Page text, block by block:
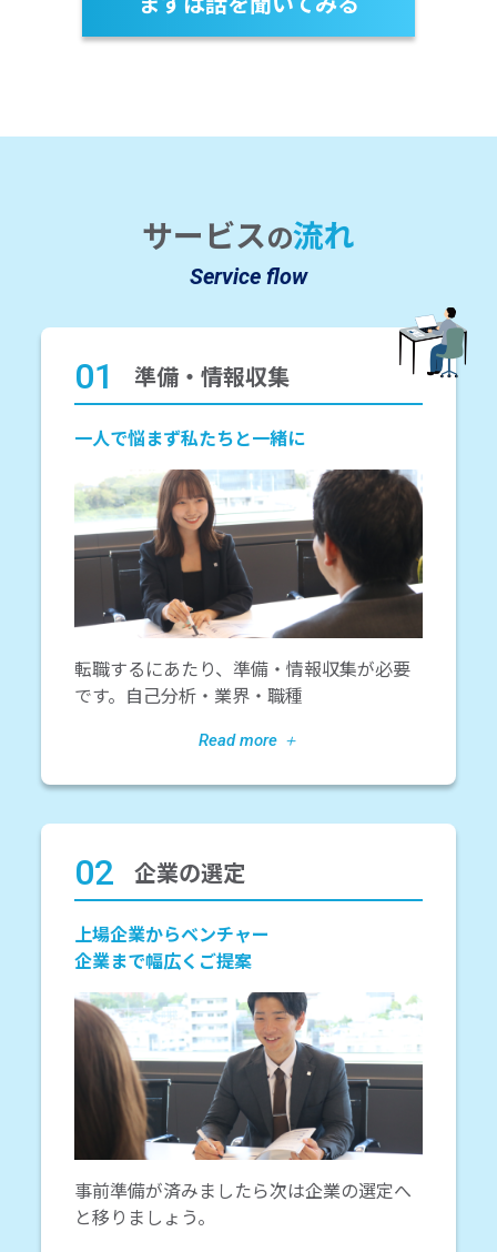
サービスの流れ
Service flow
01 準備・情報収集
一人で悩まず私たちと一緒に
転職するにあたり、準備・情報収集が必要
です。自己分析・業界・職種
02 企業の選定
上場企業からベンチャー
企業まで幅広くご提案
事前準備が済みましたら次は企業の選定へ
と移りましょう。